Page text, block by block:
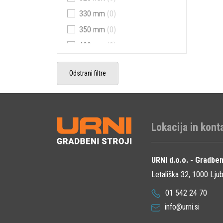
(1)
(1)
(1)
142 kg (1)
170 kg (1)
211 kg (1)
228 kg (1)
330 mm (0)
350 mm (0)
420 mm
(0)
450 mm (0)
500 mm
550 mm (0)
650 mm
(0)
660 mm (0)
Odstrani filtre
Lokacija in
URNI d.o.o. -
Letališka 32, 1000
01 542 24 70
info@urni.si